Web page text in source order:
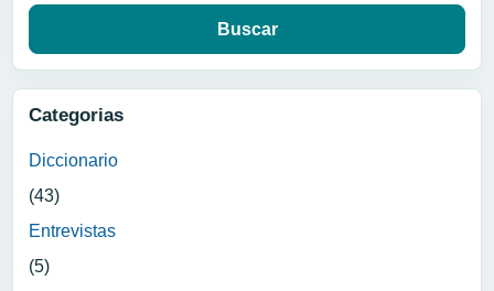
Categorias
Diccionario
(43)
Entrevistas
(5)